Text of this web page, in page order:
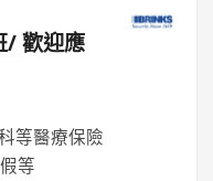
/ 歡迎應
等醫療保險
等